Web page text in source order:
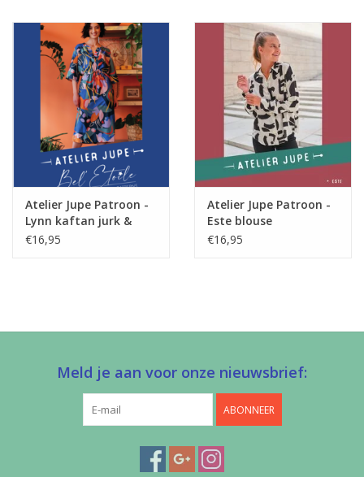
Moeilijkheidsgraad: 2/4
Atelier Jupe Patroon -
Lynn kaftan jurk &
blouse
€16,95
Atelier Jupe Patroon -
Este blouse
€16,95
Meld je aan voor onze nieuwsbrief:
ABONNEER